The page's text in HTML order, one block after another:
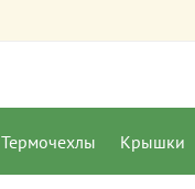
Термочехлы Крышки